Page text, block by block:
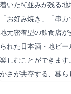
着いた街並みが残る地
「お好み焼き」「串
地元密着型の飲食店
られた日本酒・地ビ
楽しむことができま
かさが共存する、暮ら